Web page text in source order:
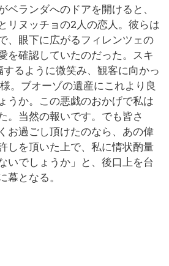
ベランダへのドアを開けると、
リヌッチョの2人の恋人。彼らは
、眼下に広がるフィレンツェの
を確認していたのだった。スキ
るように微笑み、観客に向かっ
。ブオーゾの遺産にこれより良
うか。この悪戯のおかげで私は
。当然の報いです。でも皆さ
お過ごし頂けたのなら、あの偉
しを頂いた上で、私に情状酌量
いでしょうか」と、後口上を台
幕となる。